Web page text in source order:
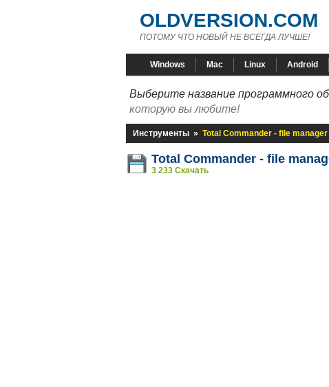
OLDVERSION.COM
ПОТОМУ ЧТО НОВЫЙ НЕ ВСЕГДА ЛУЧШЕ!
Windows Mac Linux Android
Выберите название программного
которую вы любите!
Инструменты » Total Commander - file manager
Total Commander - file
3 233 Скачать